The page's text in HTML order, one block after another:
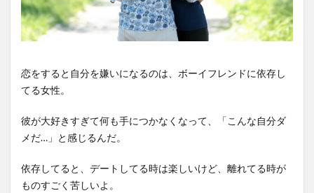
恋をすると自分を嫌いになるのは、ボーイフレンドに依存し
てる女性。
彼が大好きすぎて何も手につかなくなって、「こんな自分ダ
メだ…」と感じるんだ。
依存してると、デートしてる時は楽しいけど、離れてる時が
ものすごく苦しいよ。